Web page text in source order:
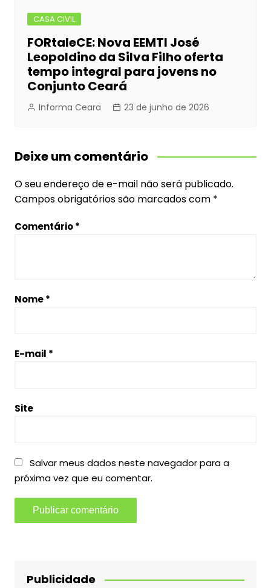
CASA CIVIL
FORtaleCE: Nova EEMTI José
Leopoldino da Silva Filho oferta
tempo integral para jovens no
Conjunto Ceará
Informa Ceara 23 de junho de 2026
Deixe um comentário
O seu endereço de e-mail não será publicado.
Campos obrigatórios são marcados com *
Comentário*
Nome*
E-mail *
Site
Salvar meus dados neste navegador para a
próxima vez que eu comentar.
Publicidade